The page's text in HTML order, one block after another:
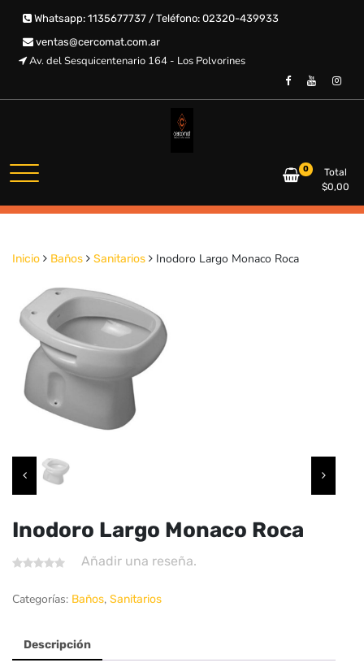
contenido
Whatsapp: 1135677737 / Teléfono: 02320-439933
ventas@cercomat.com.ar
Av. del Sesquicentenario 164 - Los Polvorines
CERCOMAT 0
Total
$0,00
Inicio Baños Sanitarios Inodoro Largo Monaco Roca
Inodoro Largo Monaco Roca
Añadir una reseña.
Categorías: Baños, Sanitarios
Descripción